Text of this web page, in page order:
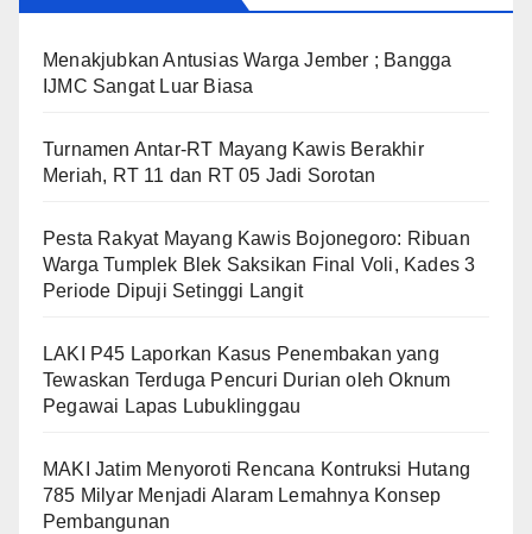
Menakjubkan Antusias Warga Jember ; Bangga
IJMC Sangat Luar Biasa
Turnamen Antar-RT Mayang Kawis Berakhir
Meriah, RT 11 dan RT 05 Jadi Sorotan
​Pesta Rakyat Mayang Kawis Bojonegoro: Ribuan
Warga Tumplek Blek Saksikan Final Voli, Kades 3
Periode Dipuji Setinggi Langit
LAKI P45 Laporkan Kasus Penembakan yang
Tewaskan Terduga Pencuri Durian oleh Oknum
Pegawai Lapas Lubuklinggau
MAKI Jatim Menyoroti Rencana Kontruksi Hutang
785 Milyar Menjadi Alaram Lemahnya Konsep
Pembangunan